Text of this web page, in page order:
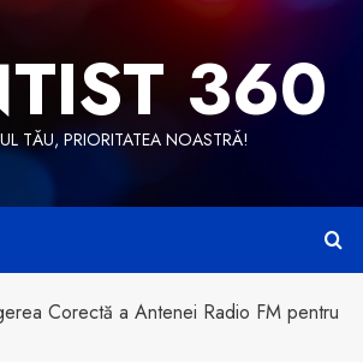
360
TĂU, PRIORITATEA NOASTRĂ!
Corectă a Antenei Radio FM pentru